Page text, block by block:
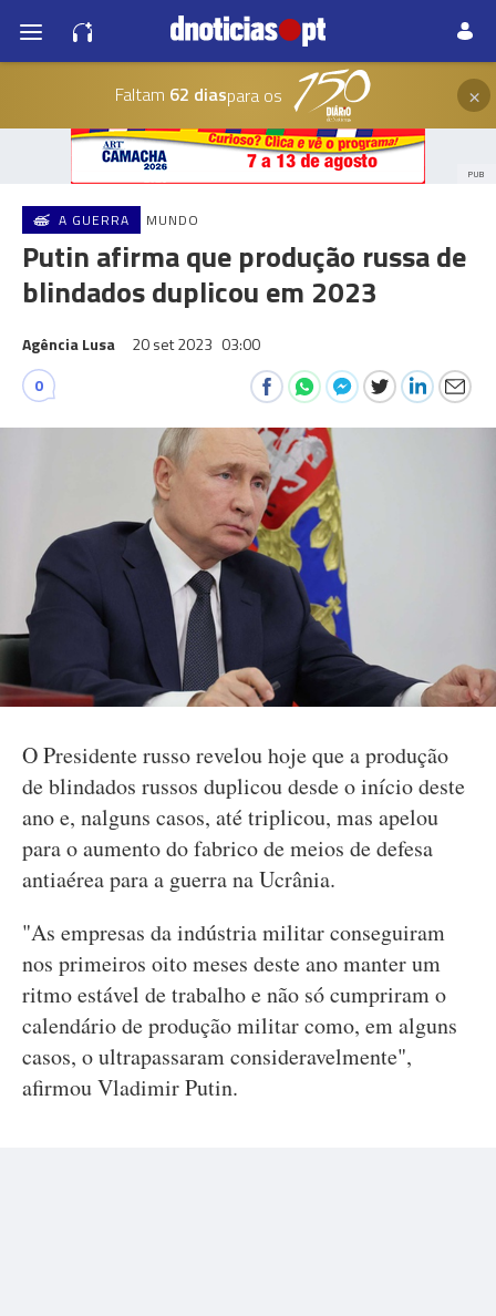
Faltam 62 diaspara os ×
PUB
A GUERRA MUNDO
Putin afirma que produção russa de
blindados duplicou em 2023
Agência Lusa 20 set 2023 03:00
0
O Presidente russo revelou hoje que a produção
de blindados russos duplicou desde o início deste
ano e, nalguns casos, até triplicou, mas apelou
para o aumento do fabrico de meios de defesa
antiaérea para a guerra na Ucrânia.
"As empresas da indústria militar conseguiram
nos primeiros oito meses deste ano manter um
ritmo estável de trabalho e não só cumpriram o
calendário de produção militar como, em alguns
casos, o ultrapassaram consideravelmente",
afirmou Vladimir Putin.